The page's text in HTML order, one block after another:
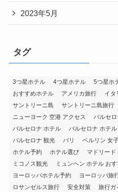
2023年5月
タグ
3つ星ホテル 4つ星ホテル 5つ星ホ
おすすめホテル
アメリカ旅行 イタ
サントリーニ島
サントリーニ島旅行
ニューヨーク 空港 アクセス
バルセロ
バルセロナ ホテル
バルセロナ ホテ
バルセロナ 観光
パリ ベルリン 女
ホテル予約
ホテル選び マドリード
ミコノス観光
ミュンヘン ホテル お
ヨーロッパホテル予約
ヨーロッパ旅
ロサンゼルス旅行
安全対策 旅行ガ